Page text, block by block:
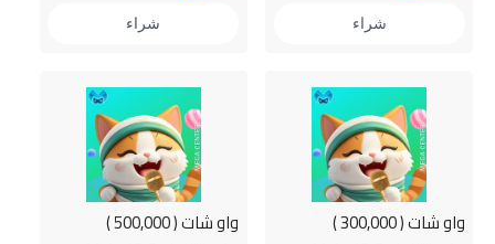
شراء شراء
واو شات ( 300,000 ) واو شات ( 500,000 )